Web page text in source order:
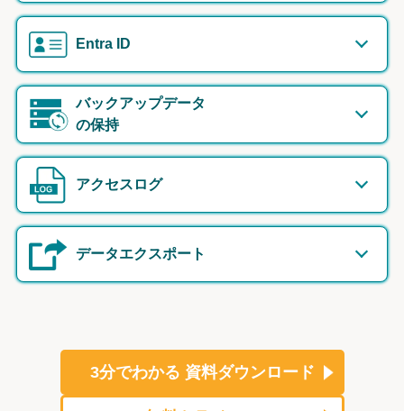
Entra ID
バックアップデータ
の保持
アクセスログ
データエクスポート
3分でわかる 資料ダウンロード